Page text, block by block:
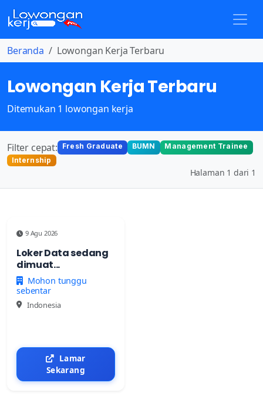
Beranda Lowongan Kerja Terbaru
Lowongan Kerja Terbaru
Ditemukan 1 lowongan kerja
Filter cepat: Fresh Graduate BUMN
Management Trainee
Internship
Halaman 1 dari 1
9 Agu 2026
Loker Data sedang
dimuat...
Mohon tunggu
sebentar
Indonesia
Lamar
Sekarang